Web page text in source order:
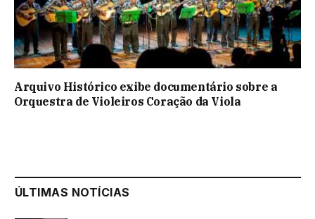
Arquivo Histórico exibe documentário sobre a
Orquestra de Violeiros Coração da Viola
ÚLTIMAS NOTÍCIAS